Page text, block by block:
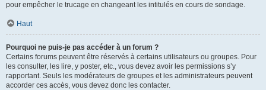
pour empêcher le trucage en changeant les intitulés en cours de sondage.
Haut
Pourquoi ne puis-je pas accéder à un forum ?
Certains forums peuvent être réservés à certains utilisateurs ou groupes. Pour
les consulter, les lire, y poster, etc., vous devez avoir les permissions s’y
rapportant. Seuls les modérateurs de groupes et les administrateurs peuvent
accorder ces accès, vous devez donc les contacter.